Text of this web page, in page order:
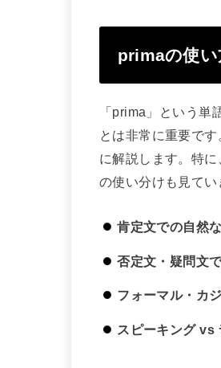
primaの使い
「prima」という
とは非常に重要で
に解説します。特
の使い分けも見てい
肯定文での自然
否定文・疑問文
フォーマル・カ
スピーキング vs